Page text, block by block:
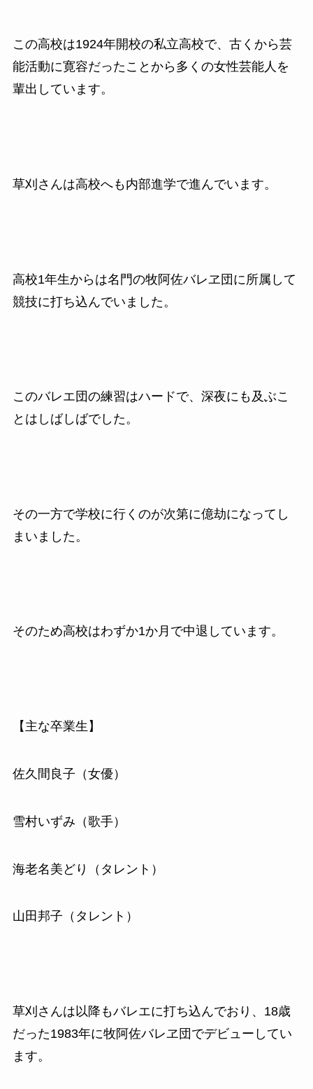
この高校は1924年開校の私立高校で、古くから芸
能活動に寛容だったことから多くの女性芸能人を
輩出しています。
草刈さんは高校へも内部進学で進んでいます。
高校1年生からは名門の牧阿佐バレヱ団に所属して
競技に打ち込んでいました。
このバレエ団の練習はハードで、深夜にも及ぶこ
とはしばしばでした。
その一方で学校に行くのが次第に億劫になってし
まいました。
そのため高校はわずか1か月で中退しています。
【主な卒業生】
佐久間良子（女優）
雪村いずみ（歌手）
海老名美どり（タレント）
山田邦子（タレント）
草刈さんは以降もバレエに打ち込んでおり、18歳
だった1983年に牧阿佐バレヱ団でデビューしてい
ます。